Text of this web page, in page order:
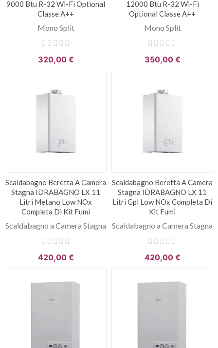
9000 Btu R-32 Wi-Fi Optional
Classe A++
Mono Split
320,00 €
12000 Btu R-32 Wi-Fi
Optional Classe A++
Mono Split
350,00 €
Scaldabagno Beretta A Camera
Stagna IDRABAGNO LX 11
Litri Metano Low NOx
Completa Di Kit Fumi
Scaldabagno a Camera Stagna
420,00 €
Scaldabagno Beretta A Camera
Stagna IDRABAGNO LX 11
Litri Gpl Low NOx Completa Di
Kit Fumi
Scaldabagno a Camera Stagna
420,00 €